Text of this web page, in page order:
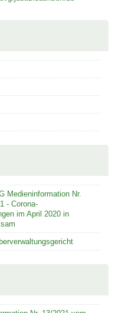
Medieninformation Nr.
- Corona-
im April 2020 in